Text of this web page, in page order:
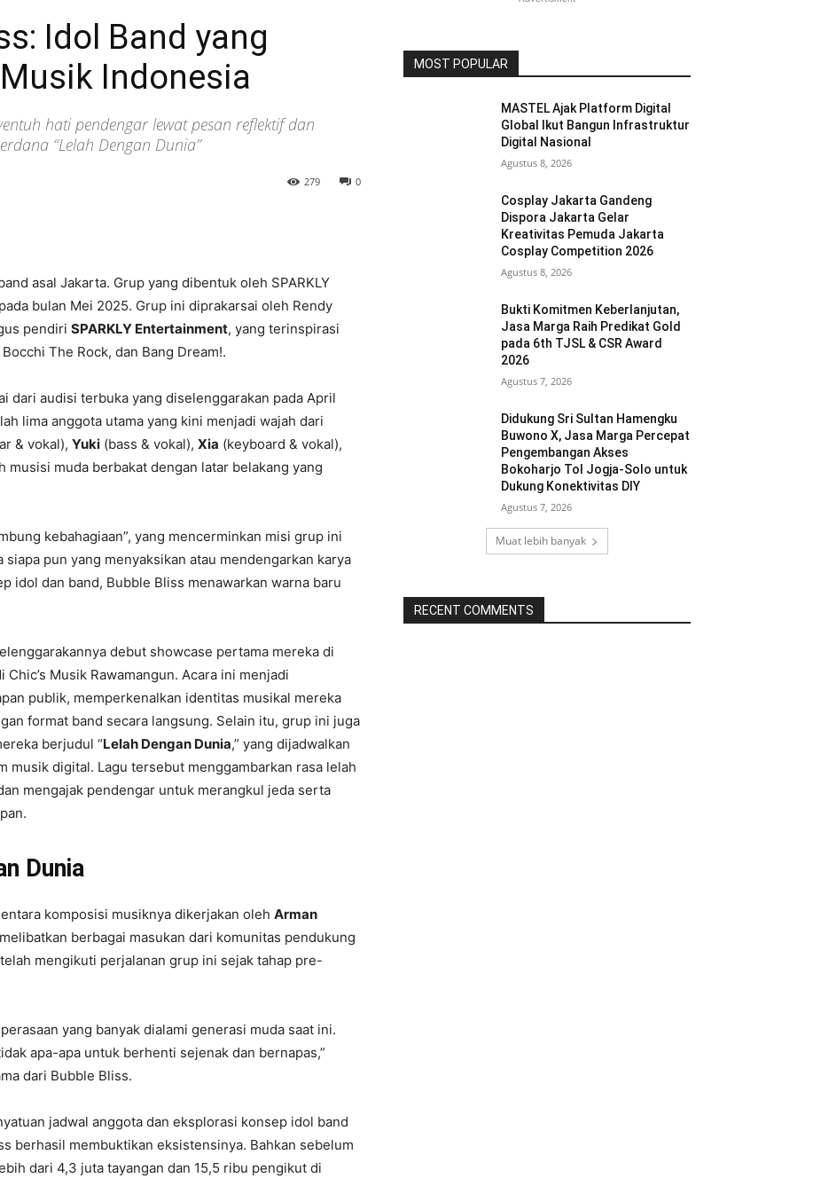
Idol Band yang
Indonesia
hati pendengar lewat pesan reflektif dan
“Lelah Dengan Dunia”
0
279
asal Jakarta. Grup yang dibentuk oleh SPARKLY
bulan Mei 2025. Grup ini diprakarsai oleh Rendy
pendiri SPARKLY Entertainment, yang terinspirasi
The Rock, dan Bang Dream!.
dari audisi terbuka yang diselenggarakan pada April
lima anggota utama yang kini menjadi wajah dari
& vokal), Yuki (bass & vokal), Xia (keyboard & vokal),
musisi muda berbakat dengan latar belakang yang
kebahagiaan”, yang mencerminkan misi grup ini
pun yang menyaksikan atau mendengarkan karya
idol dan band, Bubble Bliss menawarkan warna baru
debut showcase pertama mereka di
Musik Rawamangun. Acara ini menjadi
publik, memperkenalkan identitas musikal mereka
format band secara langsung. Selain itu, grup ini juga
berjudul “Lelah Dengan Dunia,” yang dijadwalkan
musik digital. Lagu tersebut menggambarkan rasa lelah
mengajak pendengar untuk merangkul jeda serta
Dunia
komposisi musiknya dikerjakan oleh Arman
berbagai masukan dari komunitas pendukung
mengikuti perjalanan grup ini sejak tahap pre-
yang banyak dialami generasi muda saat ini.
apa-apa untuk berhenti sejenak dan bernapas,”
dari Bubble Bliss.
jadwal anggota dan eksplorasi konsep idol band
berhasil membuktikan eksistensinya. Bahkan sebelum
dari 4,3 juta tayangan dan 15,5 ribu pengikut di
MOST POPULAR
MASTEL Ajak Platform Digital
Global Ikut Bangun Infrastruktur
Digital Nasional
Agustus 8, 2026
Cosplay Jakarta Gandeng
Dispora Jakarta Gelar
Kreativitas Pemuda Jakarta
Cosplay Competition 2026
Agustus 8, 2026
Bukti Komitmen Keberlanjutan,
Jasa Marga Raih Predikat Gold
pada 6th TJSL & CSR Award
2026
Agustus 7, 2026
Didukung Sri Sultan Hamengku
Buwono X, Jasa Marga Percepat
Pengembangan Akses
Bokoharjo Tol Jogja-Solo untuk
Dukung Konektivitas DIY
Agustus 7, 2026
Muat lebih banyak
RECENT COMMENTS